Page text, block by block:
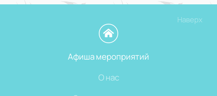
Наверх
Афиша мероприятий
О нас